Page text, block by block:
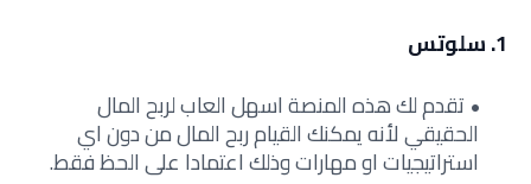
1. سلوتس
تقدم لك هذه المنصة اسهل العاب لربح المال
الحقيقي لأنه يمكنك القيام ربح المال من دون اي
استراتيجيات او مهارات وذلك اعتمادا على الحظ فقط.